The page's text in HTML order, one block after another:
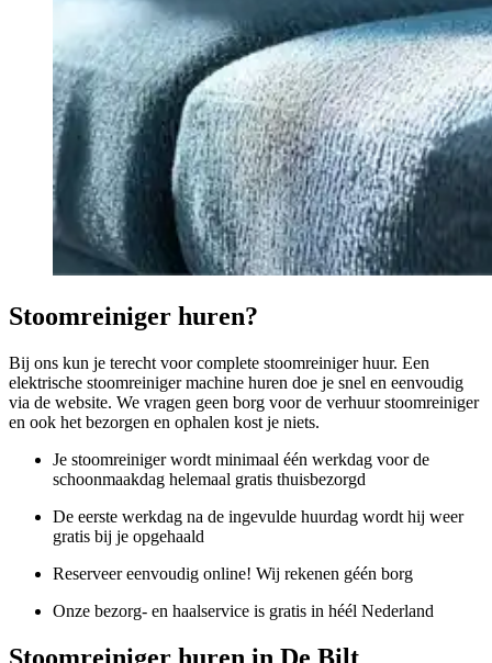
Stoomreiniger huren?
Bij ons kun je terecht voor complete stoomreiniger huur. Een
elektrische stoomreiniger machine huren doe je snel en eenvoudig
via de website. We vragen geen borg voor de verhuur stoomreiniger
en ook het bezorgen en ophalen kost je niets.
Je stoomreiniger wordt minimaal één werkdag voor de
schoonmaakdag helemaal gratis thuisbezorgd
De eerste werkdag na de ingevulde huurdag wordt hij weer
gratis bij je opgehaald
Reserveer eenvoudig online! Wij rekenen géén borg
Onze bezorg- en haalservice is gratis in héél Nederland
Stoomreiniger huren in De Bilt